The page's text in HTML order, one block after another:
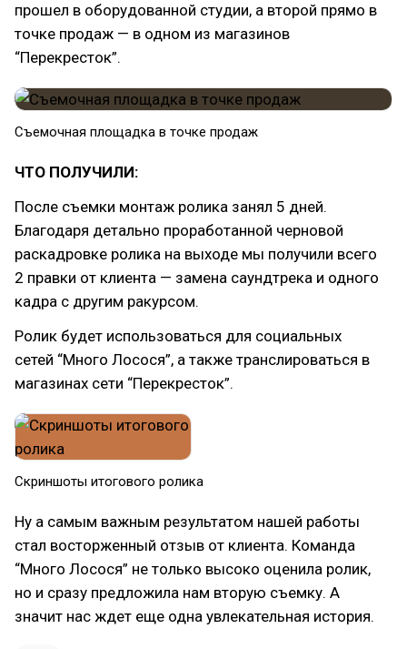
прошел в оборудованной студии, а второй прямо в
точке продаж — в одном из магазинов
“Перекресток”.
Съемочная площадка в точке продаж
ЧТО ПОЛУЧИЛИ:
После съемки монтаж ролика занял 5 дней.
Благодаря детально проработанной черновой
раскадровке ролика на выходе мы получили всего
2 правки от клиента — замена саундтрека и одного
кадра с другим ракурсом.
Ролик будет использоваться для социальных
сетей “Много Лосося”, а также транслироваться в
магазинах сети “Перекресток”.
Скриншоты итогового ролика
Ну а самым важным результатом нашей работы
стал восторженный отзыв от клиента. Команда
“Много Лосося” не только высоко оценила ролик,
но и сразу предложила нам вторую съемку. А
значит нас ждет еще одна увлекательная история.